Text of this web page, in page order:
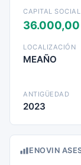
CAPITAL SOCIAL
LOCALIZACIÓN
MEAÑO
ANTIGÜEDAD
2023
ENOVIN